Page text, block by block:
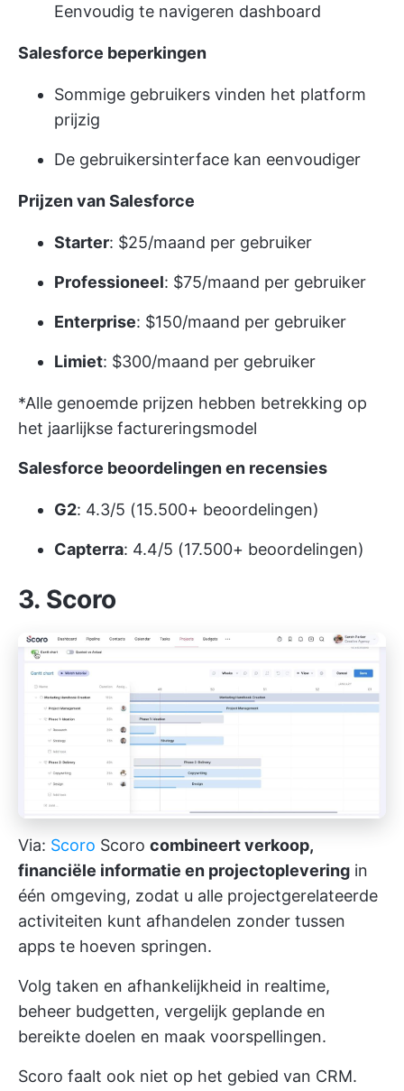
Eenvoudig te navigeren dashboard
Salesforce beperkingen
Sommige gebruikers vinden het platform
prijzig
De gebruikersinterface kan eenvoudiger
Prijzen van Salesforce
Starter: $25/maand per gebruiker
Professioneel: $75/maand per gebruiker
Enterprise: $150/maand per gebruiker
Limiet: $300/maand per gebruiker
*Alle genoemde prijzen hebben betrekking op
het jaarlijkse factureringsmodel
Salesforce beoordelingen en recensies
G2: 4.3/5 (15.500+ beoordelingen)
Capterra: 4.4/5 (17.500+ beoordelingen)
3. Scoro
Via: Scoro Scoro combineert verkoop,
financiële informatie en projectoplevering in
één omgeving, zodat u alle projectgerelateerde
activiteiten kunt afhandelen zonder tussen
apps te hoeven springen.
Volg taken en afhankelijkheid in realtime,
beheer budgetten, vergelijk geplande en
bereikte doelen en maak voorspellingen.
Scoro faalt ook niet op het gebied van CRM.